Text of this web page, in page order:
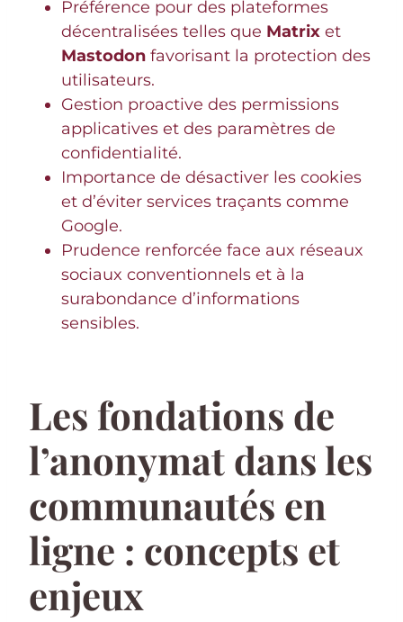
Préférence pour des plateformes
décentralisées telles que Matrix et
Mastodon favorisant la protection des
utilisateurs.
Gestion proactive des permissions
applicatives et des paramètres de
confidentialité.
Importance de désactiver les cookies
et d’éviter services traçants comme
Google.
Prudence renforcée face aux réseaux
sociaux conventionnels et à la
surabondance d’informations
sensibles.
Les fondations de
l’anonymat dans les
communautés en
ligne : concepts et
enjeux